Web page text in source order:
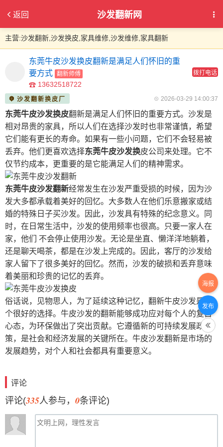
返回 沙发翻新网
主营:沙发翻新,沙发换皮,家具维修,沙发维修,家具翻新
东莞牛皮沙发换皮翻新是满足人们怀旧的重
要方式 翻新师傅
13632518722
拨打电话
沙发翻新换皮厂 2026-03-29 14:00:37
东莞牛皮沙发换皮翻新是满足人们怀旧的重要方式。沙发是
相对昂贵的家具，所以人们在选择沙发时也非常谨慎，希望
它们能有更长的寿命。如果有一些小问题，它们不会轻易被
丢弃。他们更喜欢选择东莞牛皮沙发换皮公司来处理。它不
仅节约成本，更重要的是它能满足人们的精神需求。
东莞牛皮沙发翻新经常发生在沙发严重受损的时候，因为沙
发大多都承载着美好的回忆。大多数人在他们乐意搬家或结
婚的特殊日子买沙发。因此，沙发具有特殊的纪念意义。同
时，在日常生活中，沙发的使用频率也很高。只要一家人在
家，他们 不会停止使用沙发。无论是坐直、懒洋洋地躺着，
还是聊天喝茶，都是在沙发上完成的。因此，客厅的沙发给
家人留下了很多美好的回忆。然而，沙发的破损和丢弃意味
着美丽和珍贵的记忆的丢弃。
俗话说，见物思人，为了延续这种记忆，翻新牛皮沙发是一
个很好的选择。牛皮沙发的翻新能够成功应对每个人的复古
心态，为环保做出了突出贡献。它遵循新的可持续发展政
策，是社会和经济发展的关键所在。牛皮沙发翻新是市场的
发展趋势，对个人和社会都具有重要意义。
海报
发布
评论
评论(335人参与， 0条评论)